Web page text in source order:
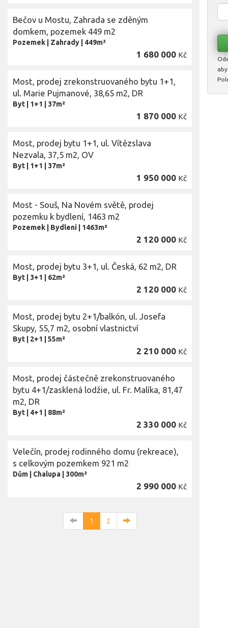
Bečov u Mostu, Zahrada se zděným
domkem, pozemek 449 m2
Pozemek Zahrady 449m²
1 680 000 Kč
Most, prodej zrekonstruovaného bytu 1+1,
ul. Marie Pujmanové, 38,65 m2, DR
Byt 1+1 37m²
1 870 000 Kč
Most, prodej bytu 1+1, ul. Vítězslava
Nezvala, 37,5 m2, OV
Byt 1+1 37m²
1 950 000 Kč
Most - Souš, Na Novém světě, prodej
pozemku k bydlení, 1463 m2
Pozemek Bydlení 1463m²
2 120 000 Kč
Most, prodej bytu 3+1, ul. Česká, 62 m2, DR
Byt 3+1 62m²
2 120 000 Kč
Most, prodej bytu 2+1/balkón, ul. Josefa
Skupy, 55,7 m2, osobní vlastnictví
Byt 2+1 55m²
2 210 000 Kč
Most, prodej částečně zrekonstruovaného
bytu 4+1/zasklená lodžie, ul. Fr. Malíka, 81,47
m2, DR
Byt 4+1 88m²
2 330 000 Kč
Velečín, prodej rodinného domu (rekreace),
s celkovým pozemkem 921 m2
Dům Chalupa 300m²
2 990 000 Kč
1 2